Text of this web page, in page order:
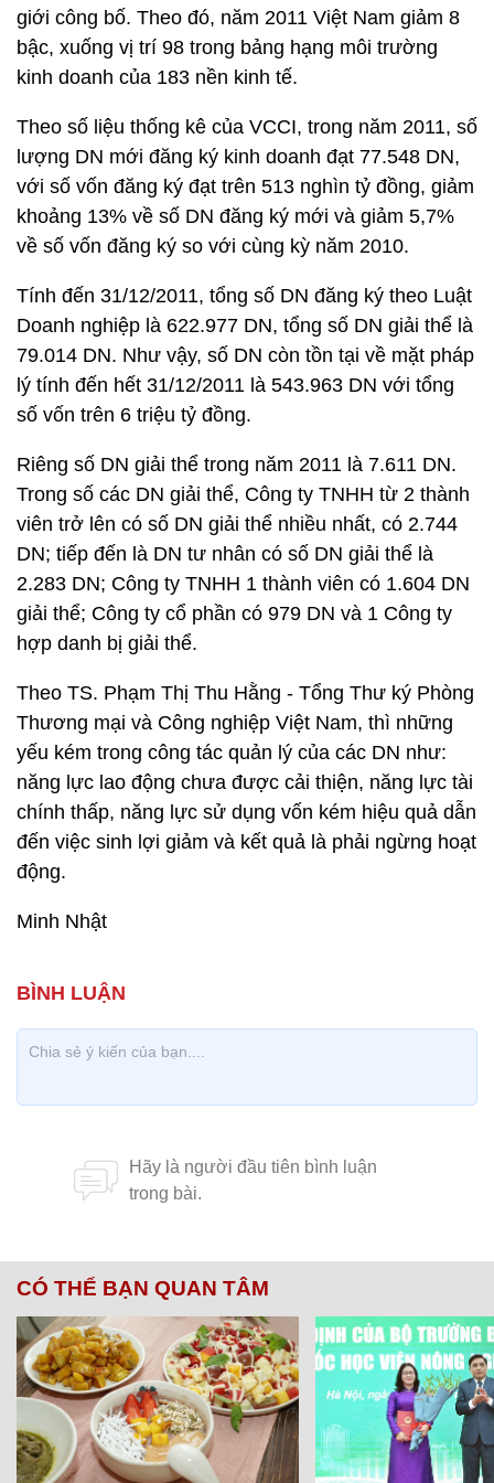
giới công bố. Theo đó, năm 2011 Việt Nam giảm 8
bậc, xuống vị trí 98 trong bảng hạng môi trường
kinh doanh của 183 nền kinh tế.
Theo số liệu thống kê của VCCI, trong năm 2011, số
lượng DN mới đăng ký kinh doanh đạt 77.548 DN,
với số vốn đăng ký đạt trên 513 nghìn tỷ đồng, giảm
khoảng 13% về số DN đăng ký mới và giảm 5,7%
về số vốn đăng ký so với cùng kỳ năm 2010.
Tính đến 31/12/2011, tổng số DN đăng ký theo Luật
Doanh nghiệp là 622.977 DN, tổng số DN giải thể là
79.014 DN. Như vậy, số DN còn tồn tại về mặt pháp
lý tính đến hết 31/12/2011 là 543.963 DN với tổng
số vốn trên 6 triệu tỷ đồng.
Riêng số DN giải thể trong năm 2011 là 7.611 DN.
Trong số các DN giải thể, Công ty TNHH từ 2 thành
viên trở lên có số DN giải thể nhiều nhất, có 2.744
DN; tiếp đến là DN tư nhân có số DN giải thể là
2.283 DN; Công ty TNHH 1 thành viên có 1.604 DN
giải thể; Công ty cổ phần có 979 DN và 1 Công ty
hợp danh bị giải thể.
Theo TS. Phạm Thị Thu Hằng - Tổng Thư ký Phòng
Thương mại và Công nghiệp Việt Nam, thì những
yếu kém trong công tác quản lý của các DN như:
năng lực lao động chưa được cải thiện, năng lực tài
chính thấp, năng lực sử dụng vốn kém hiệu quả dẫn
đến việc sinh lợi giảm và kết quả là phải ngừng hoạt
động.
Minh Nhật
CÓ THỂ BẠN QUAN TÂM